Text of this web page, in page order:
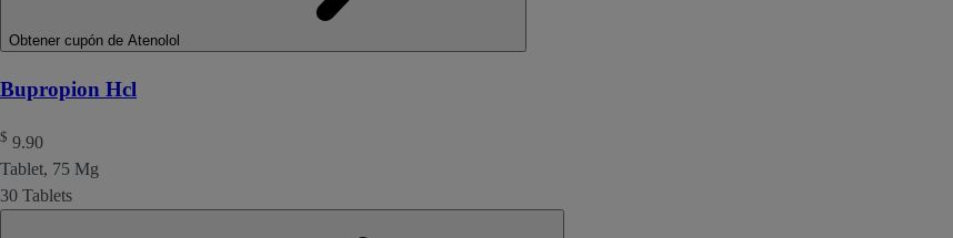
Obtener cupón de Atenolol
Bupropion Hcl
$ 9.90
Tablet, 75 Mg
30 Tablets